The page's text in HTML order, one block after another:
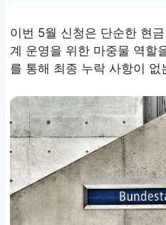
이번 5월 신청은 단순한 현
계 운영을 위한 마중물 역할
를 통해 최종 누락 사항이 없